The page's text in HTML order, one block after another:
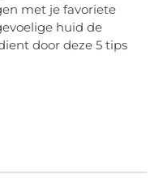
met je favoriete
huid de
door deze 5 tips